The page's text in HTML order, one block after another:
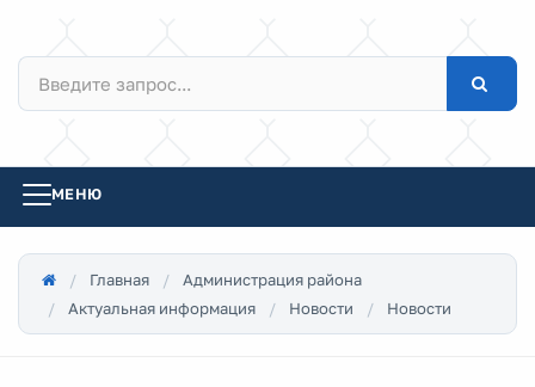
МЕНЮ
Главная
Администрация района
Актуальная информация
Новости Новости